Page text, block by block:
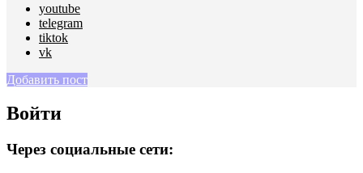
youtube
telegram
tiktok
vk
Добавить пост
Войти
Через социальные сети: